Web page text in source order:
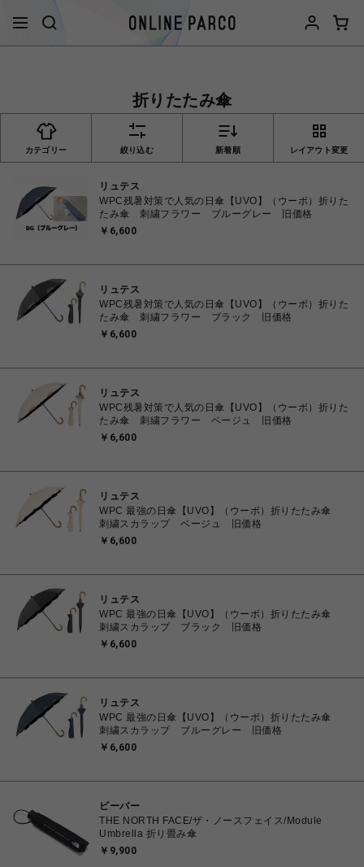
折りたたみ傘
カテゴリー 絞り込む 新着順 レイアウト変更
リュテス
WPC残暑対策で人気の日傘【UVO】（ウーボ）折りた
たみ傘 刺繍フラワー ブルーグレー 旧価格
￥6,600
リュテス
WPC残暑対策で人気の日傘【UVO】（ウーボ）折りた
たみ傘 刺繍フラワー ブラック 旧価格
￥6,600
リュテス
WPC残暑対策で人気の日傘【UVO】（ウーボ）折りた
たみ傘 刺繍フラワー ベージュ 旧価格
￥6,600
リュテス
WPC 最強の日傘【UVO】（ウーボ）折りたたみ傘
刺繍スカラップ ベージュ 旧価格
￥6,600
リュテス
WPC 最強の日傘【UVO】（ウーボ）折りたたみ傘
刺繍スカラップ ブラック 旧価格
￥6,600
リュテス
WPC 最強の日傘【UVO】（ウーボ）折りたたみ傘
刺繍スカラップ ブルーグレー 旧価格
￥6,600
ビーバー
THE NORTH FACE/ザ・ノースフェイス/Module
Umbrella 折り畳み傘
￥9,900